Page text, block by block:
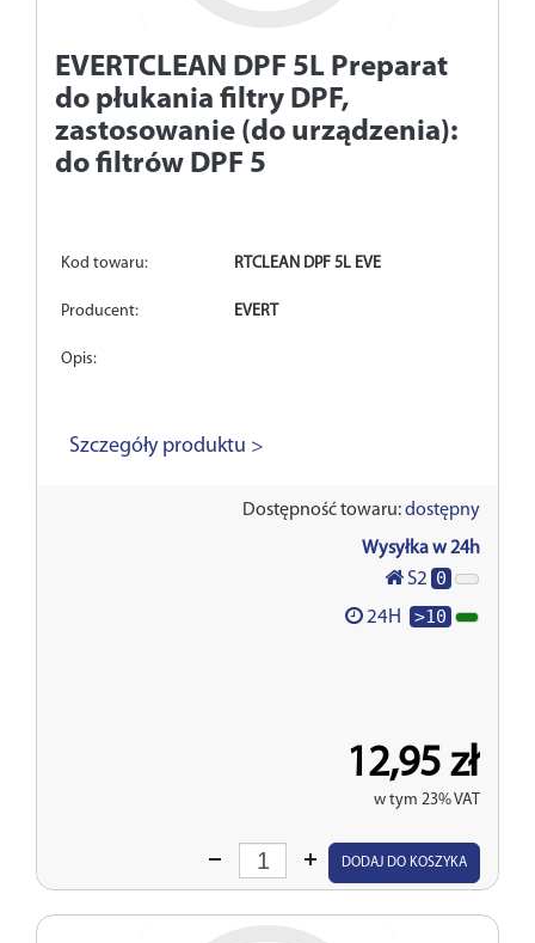
EVERTCLEAN DPF 5L Preparat
do płukania filtry DPF,
zastosowanie (do urządzenia):
do filtrów DPF 5
Kod towaru: RTCLEAN DPF 5L EVE
Producent: EVERT
Opis:
Szczegóły produktu >
Dostępność towaru:dostępny
Wysyłka w 24h
S2 0
24H >10
12,95 zł
w tym 23% VAT
Wprowadź
DODAJ DO KOSZYKA